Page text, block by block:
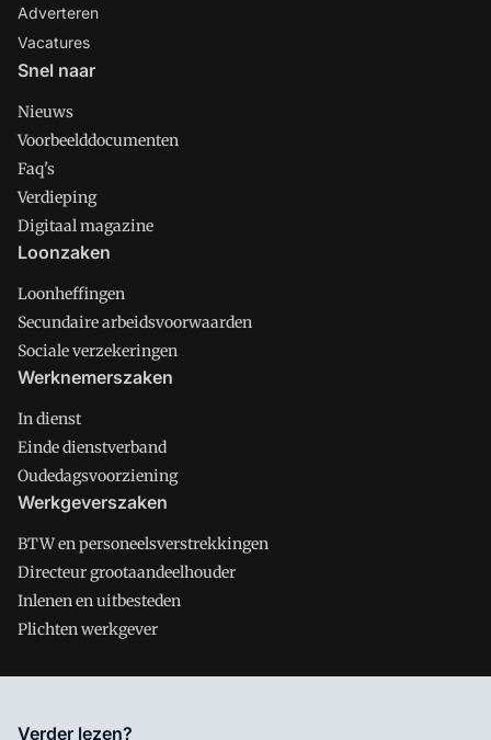
Adverteren
Vacatures
Snel naar
Nieuws
Voorbeelddocumenten
Faq's
Verdieping
Digitaal magazine
Loonzaken
Loonheffingen
Secundaire arbeidsvoorwaarden
Sociale verzekeringen
Werknemerszaken
In dienst
Einde dienstverband
Oudedagsvoorziening
Werkgeverszaken
BTW en personeelsverstrekkingen
Directeur grootaandeelhouder
Inlenen en uitbesteden
Plichten werkgever
Salarisnet is onderdeel van VMN media. Lees in
Verder lezen?